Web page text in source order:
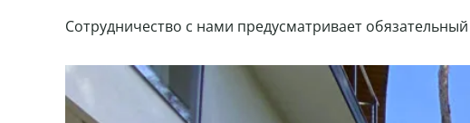
Сотрудничество с нами предусматривает